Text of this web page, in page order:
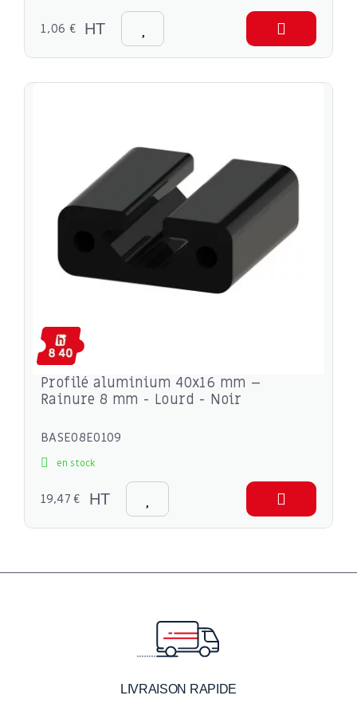
1,06 € HT
Profilé aluminium 40x16 mm –
Rainure 8 mm - Lourd - Noir
BASE08E0109
en stock
19,47 € HT
LIVRAISON RAPIDE